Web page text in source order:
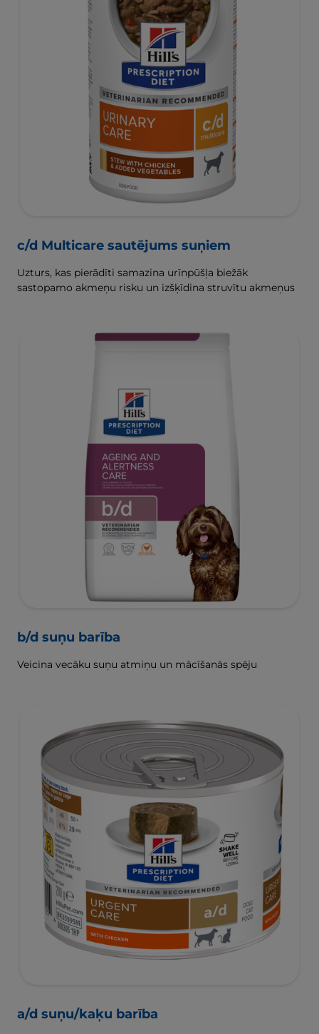
c/d Multicare sautējums suņiem
Uzturs, kas pierādīti samazina urīnpūšļa biežāk
sastopamo akmeņu risku un izšķīdina struvītu akmeņus
b/d suņu barība
Veicina vecāku suņu atmiņu un mācīšanās spēju
a/d suņu/kaķu barība